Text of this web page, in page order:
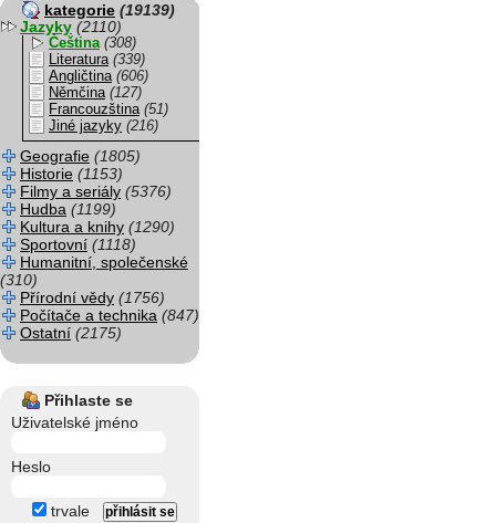
kategorie (19139)
Jazyky (2110)
Čeština (308)
Literatura (339)
Angličtina (606)
Němčina (127)
Francouzština (51)
Jiné jazyky (216)
Geografie (1805)
Historie (1153)
Filmy a seriály (5376)
Hudba (1199)
Kultura a knihy (1290)
Sportovní (1118)
Humanitní, společenské
(310)
Přírodní vědy (1756)
Počítače a technika (847)
Ostatní (2175)
Přihlaste se
Uživatelské jméno
Heslo
trvale